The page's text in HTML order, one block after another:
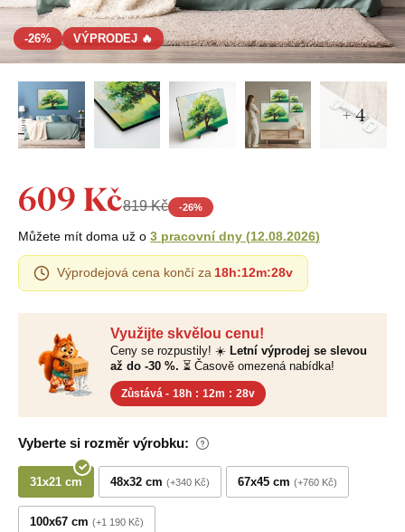
-26% VÝPRODEJ 🔥
+ 4
Využijte skvělou cenu!
Ceny se rozpustily! ☀️ Letní výprodej se slevou
až do -30 %. ⏳ Časově omezená nabídka!
Zůstává - 18h : 12m : 28v
Vyberte si rozměr výrobku:
31x21 cm 48x32 cm +340 Kč 67x45 cm +760 Kč
100x67 cm +1 190 Kč
609 Kč819 Kč -26%
Můžete mít doma už o 3 pracovní dny (12.08.2026)
Výprodejová cena končí za 18h:12m:28v